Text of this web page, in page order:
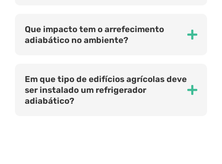
Que impacto tem o arrefecimento
adiabático no ambiente?
Em que tipo de edifícios agrícolas deve
ser instalado um refrigerador
adiabático?